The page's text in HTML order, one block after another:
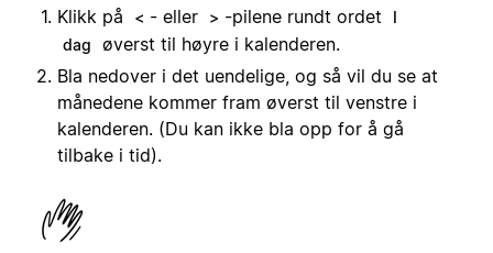
Klikk på
< - eller > -pilene rundt ordet
I
dag
øverst til høyre i kalenderen.
Bla nedover i det uendelige, og så vil du se at
månedene kommer fram øverst til venstre i
kalenderen. (Du kan ikke bla opp for å gå
tilbake i tid).